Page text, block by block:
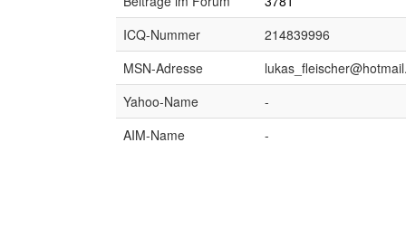
ICQ-Nummer
214839996
MSN-Adresse
Yahoo-Name
-
AIM-Name
-